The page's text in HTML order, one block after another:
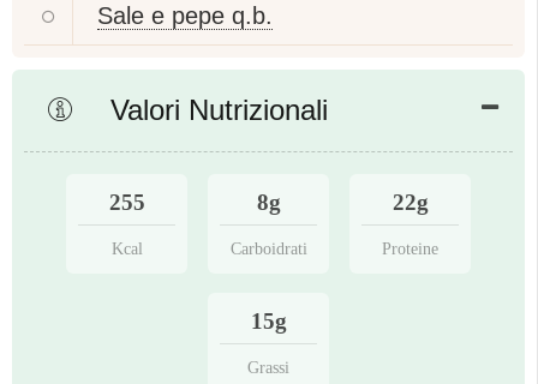
Sale e pepe q.b.
Valori Nutrizionali
255
Kcal
8g
Carboidrati
22g
Proteine
15g
Grassi